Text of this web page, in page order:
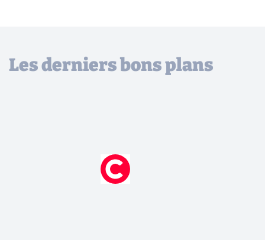
Les derniers bons plans